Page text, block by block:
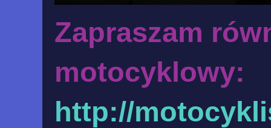
Zapraszam
motocyklowy:
http://